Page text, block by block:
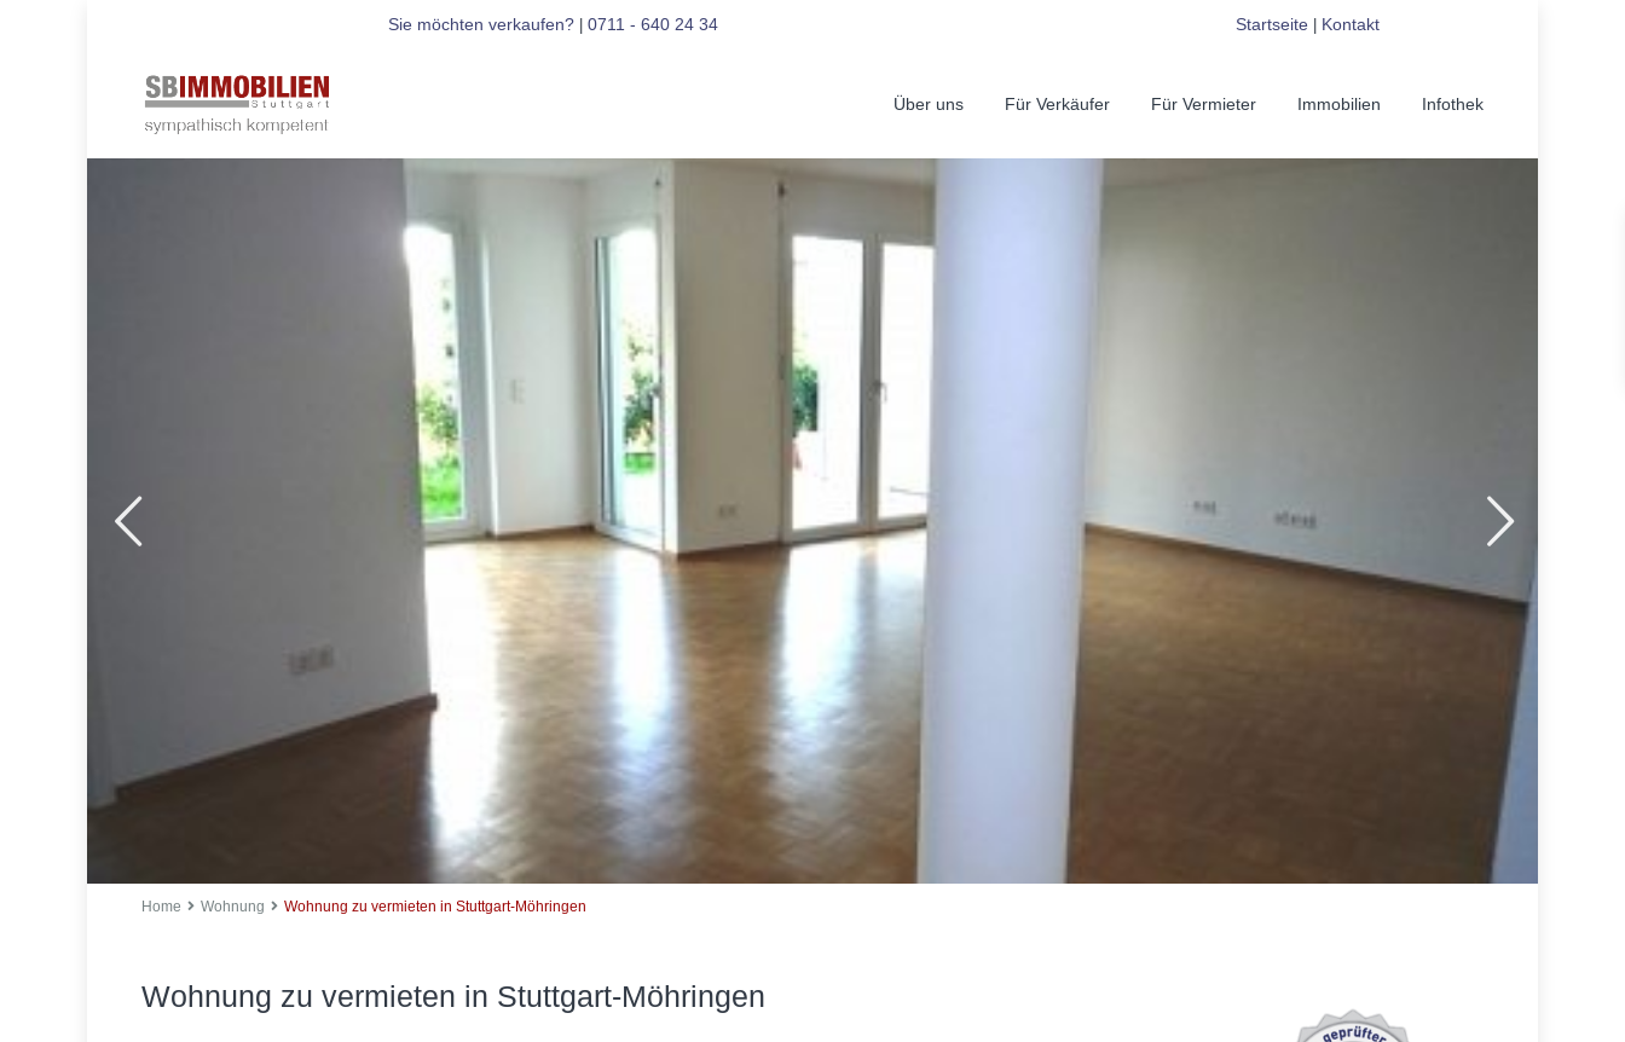
Sie möchten verkaufen? 0711 - 640 24 34 Startseite| Kontakt
Über uns Für Verkäufer Für Vermieter Immobilien Infothek
Home Wohnung Wohnung zu vermieten in Stuttgart-Möhringen
Wohnung zu vermieten in Stuttgart-Möhringen